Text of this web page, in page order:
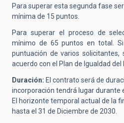
Para superar esta segunda fase
mínima de 15 puntos.
Para superar el proceso de
mínimo de 65 puntos en total.
puntuación de varios solicitantes,
acuerdo con el Plan de Igualdad del
Duración: El contrato será de
incorporación tendrá lugar durante
El horizonte temporal actual de la
hasta el 31 de Diciembre de 2030.